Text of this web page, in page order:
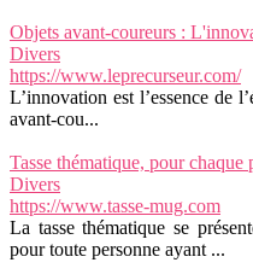
Objets avant-coureurs :
Divers
https://www.leprecurseur.com/
L’innovation est l’essence de
avant-cou...
Tasse thématique, pour chaque
Divers
https://www.tasse-mug.com
La tasse thématique se
pour toute personne ayant ...